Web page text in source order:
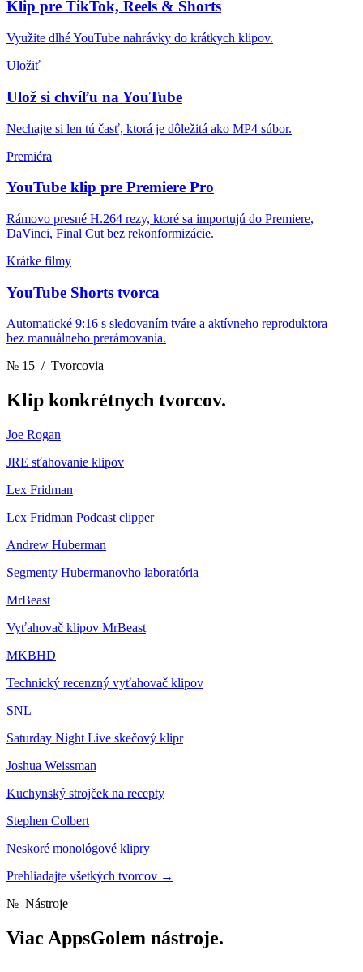
Klip pre TikTok, Reels & Shorts
Využite dlhé YouTube nahrávky do krátkych klipov.
Uložiť
Ulož si chvíľu na YouTube
Nechajte si len tú časť, ktorá je dôležitá ako MP4 súbor.
Premiéra
YouTube klip pre Premiere Pro
Rámovo presné H.264 rezy, ktoré sa importujú do Premiere,
DaVinci, Final Cut bez rekonformizácie.
Krátke filmy
YouTube Shorts tvorca
Automatické 9:16 s sledovaním tváre a aktívneho reproduktora —
bez manuálneho prerámovania.
№ 15 / Tvorcovia
Klip konkrétnych tvorcov.
Joe Rogan
JRE sťahovanie klipov
Lex Fridman
Lex Fridman Podcast clipper
Andrew Huberman
Segmenty Hubermanovho laboratória
MrBeast
Vyťahovač klipov MrBeast
MKBHD
Technický recenzný vyťahovač klipov
SNL
Saturday Night Live skečový klipr
Joshua Weissman
Kuchynský strojček na recepty
Stephen Colbert
Neskoré monológové klipry
Prehliadajte všetkých tvorcov →
№ Nástroje
Viac AppsGolem nástroje.